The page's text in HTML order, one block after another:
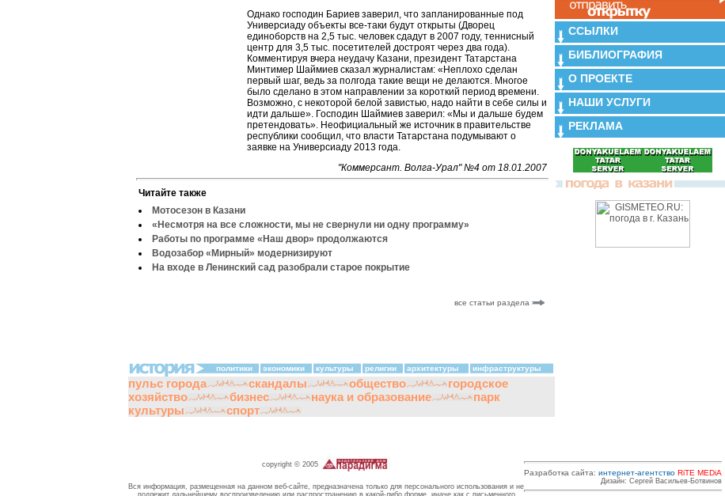
Однако господин Бариев заверил, что запланированные под
Универсиаду объекты все-таки будут открыты (Дворец
единоборств на 2,5 тыс. человек сдадут в 2007 году, теннисный
центр для 3,5 тыс. посетителей достроят через два года).
Комментируя вчера неудачу Казани, президент Татарстана
Минтимер Шаймиев сказал журналистам: «Неплохо сделан
первый шаг, ведь за полгода такие вещи не делаются. Многое
было сделано в этом направлении за короткий период времени.
Возможно, с некоторой белой завистью, надо найти в себе силы и
идти дальше». Господин Шаймиев заверил: «Мы и дальше будем
претендовать». Неофициальный же источник в правительстве
республики сообщил, что власти Татарстана подумывают о
заявке на Универсиаду 2013 года.
"Коммерсант. Волга-Урал" №4 от 18.01.2007
Читайте также
Мотосезон в Казани
«Несмотря на все сложности, мы не свернули ни одну программу»
Работы по программе «Наш двор» продолжаются
Водозабор «Мирный» модернизируют
На входе в Ленинский сад разобрали старое покрытие
все статьи раздела
политики экономики культуры религии архитектуры инфраструктуры
пульс города скандалы общество
городское
хозяйство
бизнес наука и образование
парк
культуры
спорт
ССЫЛКИ
БИБЛИОГРАФИЯ
О ПРОЕКТЕ
НАШИ УСЛУГИ
РЕКЛАМА
copyright © 2005
Вся информация, размещенная на данном веб-сайте, предназначена только для персонального использования и не
подлежит дальнейшему воспроизведению или распространению в какой-либо форме, иначе как с письменного
Разработка сайта: интернет-агентство RiTE MEDiA
Дизайн: Сергей Васильев-Ботвинов